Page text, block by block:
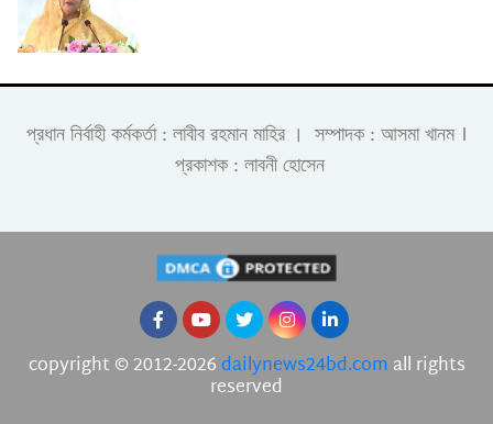
প্রধান নির্বাহী কর্মকর্তা : লাবীব রহমান মাহির । সম্পাদক : আসমা খানম ।
প্রকাশক : লাবনী হোসেন
copyright © 2012-2026dailynews24bd.com all rights
reserved